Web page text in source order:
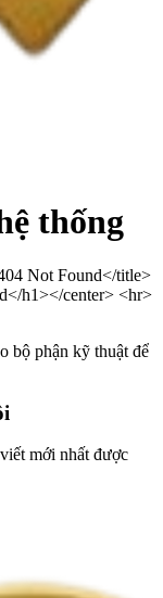
thống
Not Found</title>
h1></center> <hr>
bộ phận kỹ thuật để
mới nhất được